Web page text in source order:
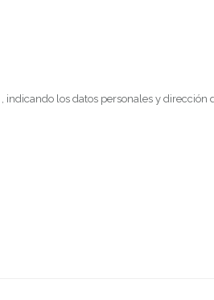
, indicando los datos personales y dirección